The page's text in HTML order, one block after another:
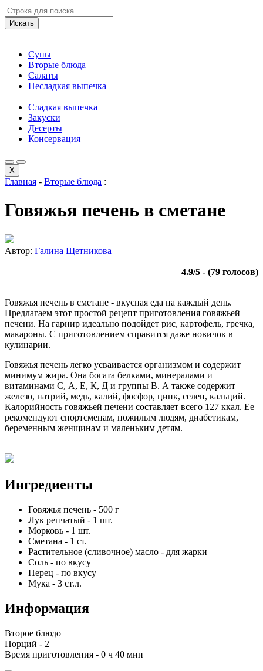
Искать
Супы
Вторые блюда
Салаты
Несладкая выпечка
Сладкая выпечка
Закуски
Десерты
Консервация
X
Главная - Вторые блюда :
Говяжья печень в сметане
Автор: Галина Щетникова
4.9/5 - (79 голосов)
Говяжья печень в сметане - вкусная еда на каждый день.
Предлагаем этот простой рецепт приготовления говяжьей
печени. На гарнир идеально подойдет рис, картофель, гречка,
макароны. С приготовлением справится даже новичок в
кулинарии.
Говяжья печень легко усваивается организмом и содержит
минимум жира. Она богата белками, минералами и
витаминами С, А, Е, К, Д и группы В. А также содержит
железо, натрий, медь, калий, фосфор, цинк, селен, кальций.
Калорийность говяжьей печени составляет всего 127 ккал. Ее
рекомендуют спортсменам, пожилым людям, диабетикам,
беременным женщинам и маленьким детям.
Ингредиенты
Говяжья печень - 500 г
Лук репчатый - 1 шт.
Морковь - 1 шт.
Сметана - 1 ст.
Растительное (сливочное) масло - для жарки
Соль - по вкусу
Перец - по вкусу
Мука - 3 ст.л.
Информация
Второе блюдо
Порций - 2
Время приготовления - 0 ч 40 мин